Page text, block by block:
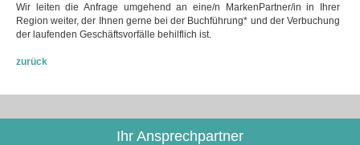
Wir leiten die Anfrage umgehend an eine/n MarkenPartner/in in Ihrer
Region weiter, der Ihnen gerne bei der Buchführung* und der Verbuchung
der laufenden Geschäftsvorfälle behilflich ist.
zurück
Ihr Ansprechpartner